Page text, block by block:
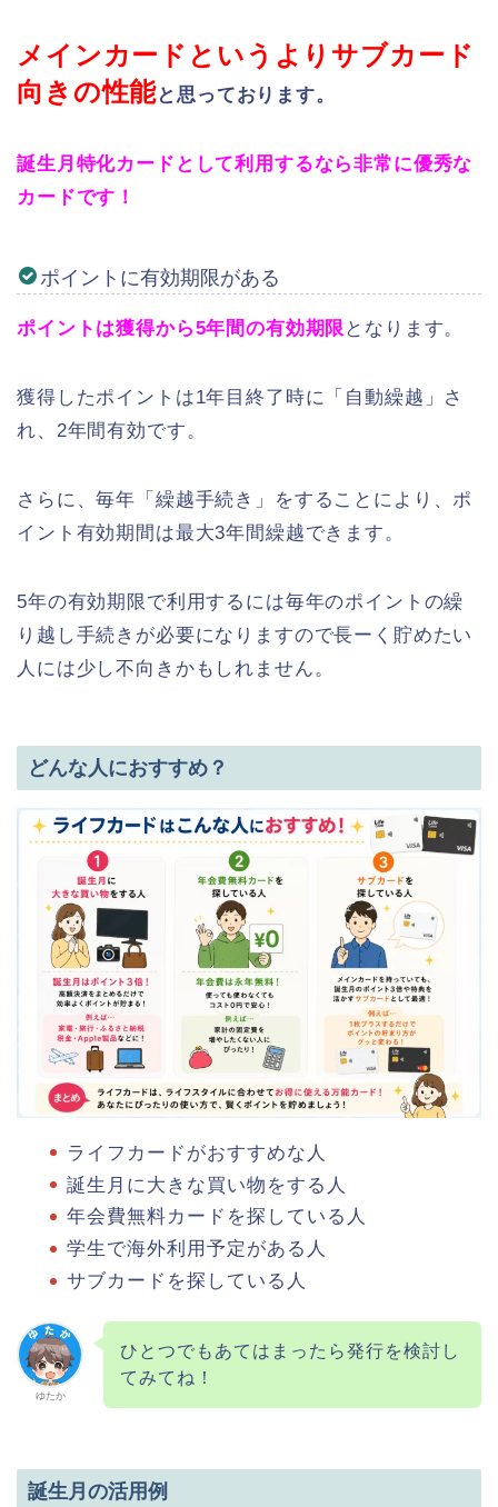
メインカードというよりサブカード
向きの性能と思っております。
誕生月特化カードとして利用するなら非常に優秀な
カードです！
ポイントに有効期限がある
ポイントは獲得から5年間の有効期限 となります。
獲得したポイントは1年目終了時に「自動繰越」さ
れ、2年間有効です。
さらに、毎年「繰越手続き」をすることにより、ポ
イント有効期間は最大3年間繰越できます。
5年の有効期限で利用するには毎年のポイントの繰
り越し手続きが必要になりますので長ーく貯めたい
人には少し不向きかもしれません。
どんな人におすすめ？
ライフカードがおすすめな人
誕生月に大きな買い物をする人
年会費無料カードを探している人
学生で海外利用予定がある人
サブカードを探している人
ゆたか
ひとつでもあてはまったら発行を検討し
てみてね！
誕生月の活用例